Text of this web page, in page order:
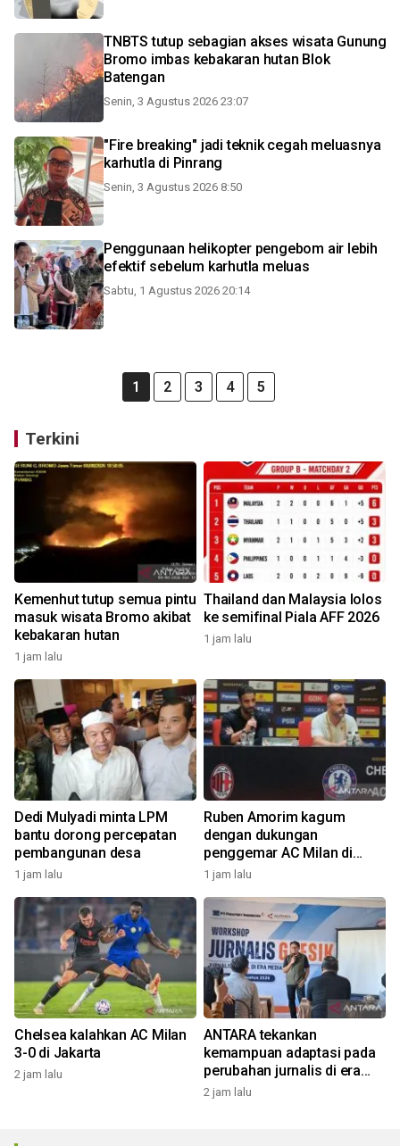
TNBTS tutup sebagian akses wisata Gunung
Bromo imbas kebakaran hutan Blok
Batengan
Senin, 3 Agustus 2026 23:07
"Fire breaking" jadi teknik cegah meluasnya
karhutla di Pinrang
Senin, 3 Agustus 2026 8:50
Penggunaan helikopter pengebom air lebih
efektif sebelum karhutla meluas
Sabtu, 1 Agustus 2026 20:14
1 2 3 4 5
Terkini
Kemenhut tutup semua pintu
masuk wisata Bromo akibat
kebakaran hutan
1 jam lalu
Thailand dan Malaysia lolos
ke semifinal Piala AFF 2026
1 jam lalu
Dedi Mulyadi minta LPM
bantu dorong percepatan
pembangunan desa
1 jam lalu
Ruben Amorim kagum
dengan dukungan
penggemar AC Milan di
Indonesia
1 jam lalu
Chelsea kalahkan AC Milan
3-0 di Jakarta
2 jam lalu
ANTARA tekankan
kemampuan adaptasi pada
perubahan jurnalis di era
digital
2 jam lalu